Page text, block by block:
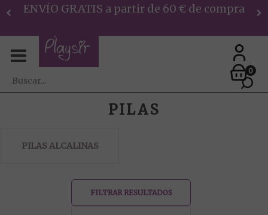
ENVÍO GRATIS a partir de 60 € de compra
0
PILAS
PILAS ALCALINAS
FILTRAR RESULTADOS